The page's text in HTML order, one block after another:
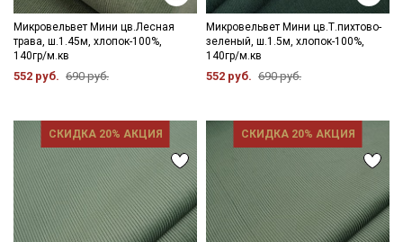
Микровельвет Мини цв.Лесная
трава, ш.1.45м, хлопок-100%,
140гр/м.кв
552 руб. 690 руб.
Микровельвет Мини цв.Т.пихтово-
зеленый, ш.1.5м, хлопок-100%,
140гр/м.кв
552 руб. 690 руб.
СКИДКА 20% АКЦИЯ СКИДКА 20% АКЦИЯ